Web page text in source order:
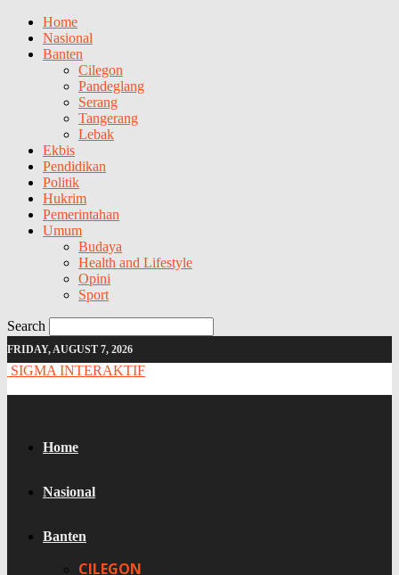
Home
Nasional
Banten
Cilegon
Pandeglang
Serang
Tangerang
Lebak
Ekbis
Pendidikan
Politik
Hukrim
Pemerintahan
Umum
Budaya
Health and Lifestyle
Opini
Sport
Search
FRIDAY, AUGUST 7, 2026
SIGMA INTERAKTIF
Home
Nasional
Banten
CILEGON